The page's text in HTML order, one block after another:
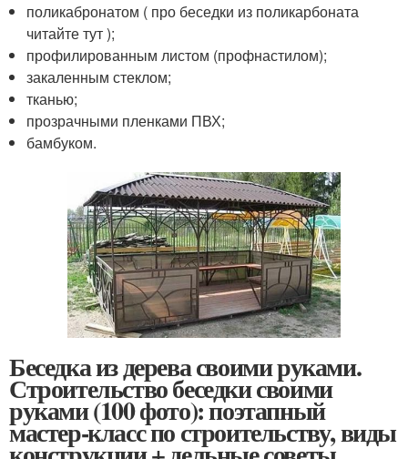
поликабронатом ( про беседки из поликарбоната
читайте тут );
профилированным листом (профнастилом);
закаленным стеклом;
тканью;
прозрачными пленками ПВХ;
бамбуком.
Беседка из дерева своими руками.
Строительство беседки своими
руками (100 фото): поэтапный
мастер-класс по строительству, виды